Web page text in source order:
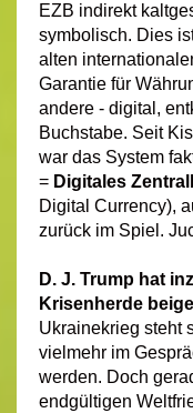
EZB indirekt
symbolisch. Dies
alten
Garantie für
andere - digital,
Buchstabe. Seit
war das System
= Digitales
Digital Currency),
zurück im Spiel.
D. J. Trump hat
Krisenherde
Ukrainekrieg steht
vielmehr im
werden. Doch
endgültigen